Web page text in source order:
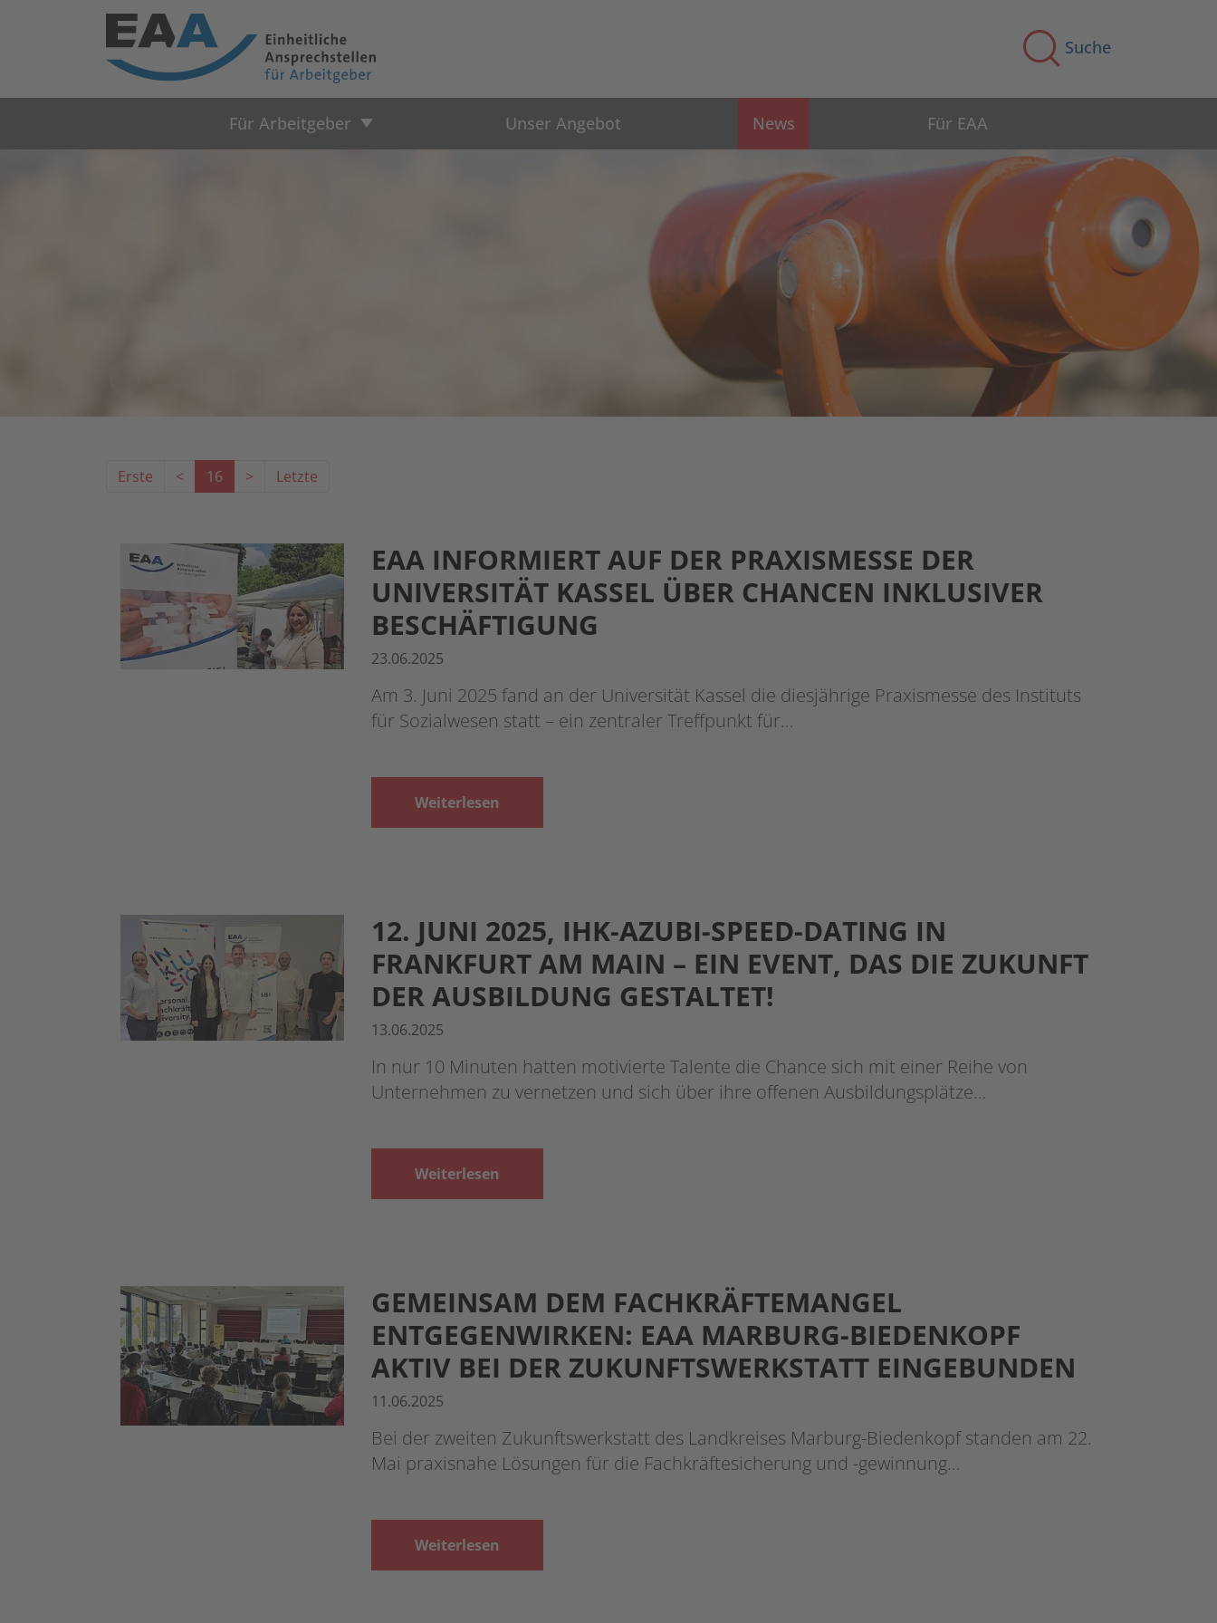
Suche
Für Arbeitgeber Unser Angebot News Für EAA
Erste < 16 > Letzte
EAA INFORMIERT AUF DER PRAXISMESSE DER
UNIVERSITÄT KASSEL ÜBER CHANCEN INKLUSIVER
BESCHÄFTIGUNG
23.06.2025
Am 3. Juni 2025 fand an der Universität Kassel die diesjährige Praxismesse des Instituts
für Sozialwesen statt – ein zentraler Treffpunkt für…
Weiterlesen
12. JUNI 2025, IHK-AZUBI-SPEED-DATING IN
FRANKFURT AM MAIN – EIN EVENT, DAS DIE ZUKUNFT
DER AUSBILDUNG GESTALTET!
13.06.2025
In nur 10 Minuten hatten motivierte Talente die Chance sich mit einer Reihe von
Unternehmen zu vernetzen und sich über ihre offenen Ausbildungsplätze…
Weiterlesen
GEMEINSAM DEM FACHKRÄFTEMANGEL
ENTGEGENWIRKEN: EAA MARBURG-BIEDENKOPF
AKTIV BEI DER ZUKUNFTSWERKSTATT EINGEBUNDEN
11.06.2025
Bei der zweiten Zukunftswerkstatt des Landkreises Marburg-Biedenkopf standen am 22.
Mai praxisnahe Lösungen für die Fachkräftesicherung und -gewinnung…
Weiterlesen